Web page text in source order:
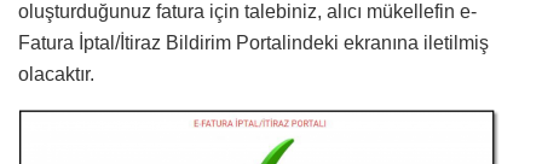
oluşturduğunuz fatura için talebiniz, alıcı mükellefin e-
Fatura İptal/İtiraz Bildirim Portalindeki ekranına iletilmiş
olacaktır.